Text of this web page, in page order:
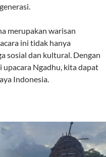
merupakan warisan
ini tidak hanya
sosial dan kultural. Dengan
upacara Ngadhu, kita dapat
Indonesia.